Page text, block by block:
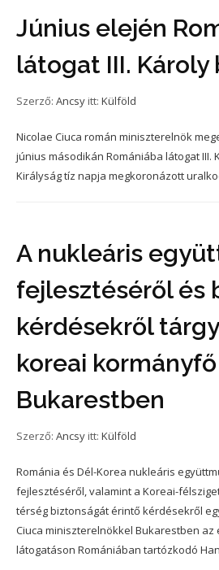
Június elején
látogat III. Károly
Szerző: Ancsy itt: Külföld
Nicolae Ciuca román miniszterelnök
június másodikán Romániába látogat III.
Királyság tíz napja megkoronázott
A nukleáris
fejlesztéséről és
kérdésekről
koreai kormányfő
Bukarestben
Szerző: Ancsy itt: Külföld
Románia és Dél-Korea nukleáris
fejlesztéséről, valamint a Koreai-
térség biztonságát érintő kérdésekről
Ciuca miniszterelnökkel Bukarestben az
látogatáson Romániában tartózkodó